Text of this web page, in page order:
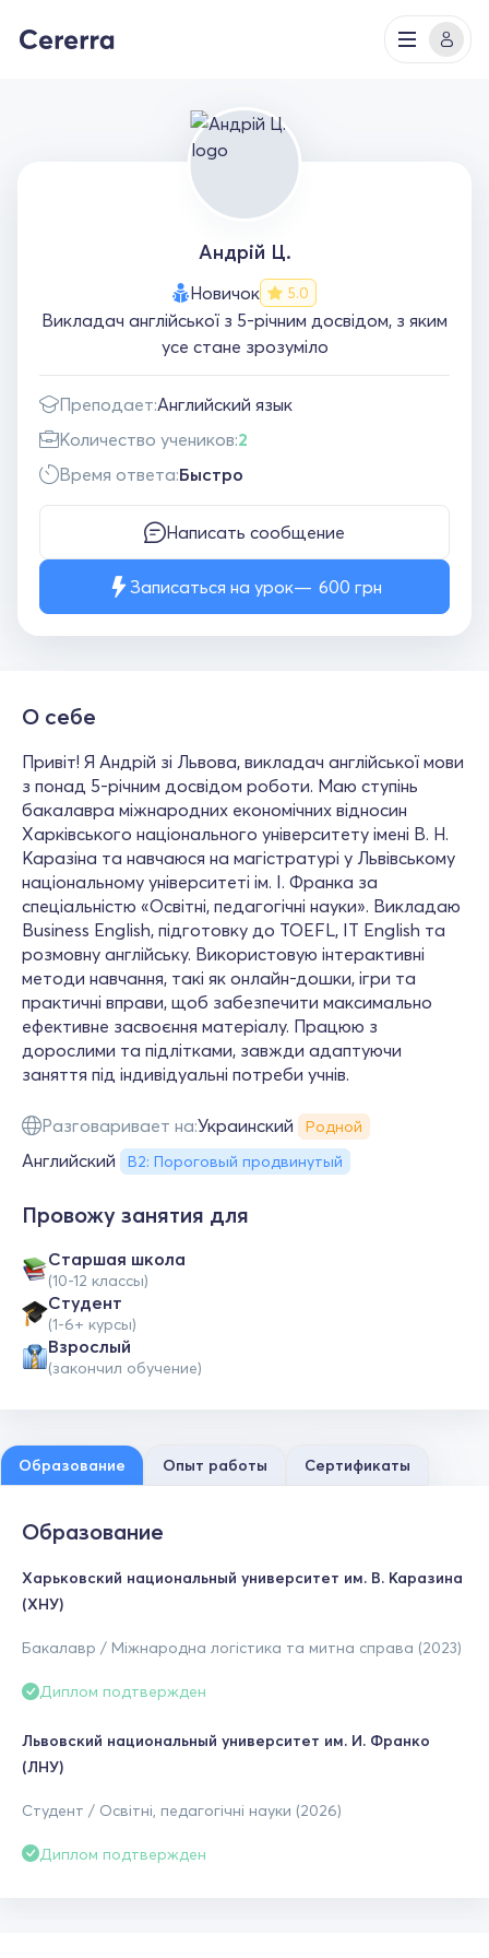
Андрій Ц.
Новичок 5.0
Викладач англійської з 5-річним досвідом, з яким
усе стане зрозуміло
Преподает:Английский язык
Количество учеников:2
Время ответа:Быстро
Написать сообщение
Записаться на урок 600 грн
О себе
Привіт! Я Андрій зі Львова, викладач англійської мови
з понад 5-річним досвідом роботи. Маю ступінь
бакалавра міжнародних економічних відносин
Харківського національного університету імені В. Н.
Каразіна та навчаюся на магістратурі у Львівському
національному університеті ім. І. Франка за
спеціальністю «Освітні, педагогічні науки». Викладаю
Business English, підготовку до TOEFL, IT English та
розмовну англійську. Використовую інтерактивні
методи навчання, такі як онлайн-дошки, ігри та
практичні вправи, щоб забезпечити максимально
ефективне засвоєння матеріалу. Працюю з
дорослими та підлітками, завжди адаптуючи
заняття під індивідуальні потреби учнів.
Разговаривает на:Украинский Родной
Английский B2: Пороговый продвинутый
Провожу занятия для
Cтаршая школа
(10-12 классы)
Студент
(1-6+ курсы)
Взрослый
(закончил обучение)
Образование Опыт работы Сертификаты
Образование
Харьковский национальный университет им. В. Каразина
(ХНУ)
Бакалавр / Міжнародна логістика та митна справа (2023)
Диплом подтвержден
Львовский национальный университет им. И. Франко
(ЛНУ)
Студент / Освітні, педагогічні науки (2026)
Диплом подтвержден